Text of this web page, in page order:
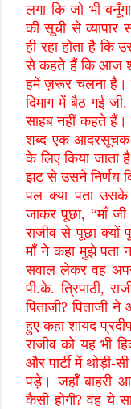
लगा कि जो भी बनूँगा
की सूची से व्यापार
ही रहा होता है कि
से कहते हैं कि आज
हमें ज़रूर चलना है।
दिमाग में बैठ गई
साहब नहीं कहते हैं।
शब्द एक आदरसूचक
के लिए किया जाता
झट से उसने निर्णय
पल क्या पता उसके
जाकर पूछा, “माँ
राजीव से पूछा क्यों
माँ ने कहा मुझे पता
सवाल लेकर वह
पी.के. त्रिपाठी,
पिताजी? पिताजी
हुए कहा शायद
राजीव को यह भी
और पार्टी में थोड़ी-
पड़े। जहाँ बाहरी
कैसी होगी?वह ये